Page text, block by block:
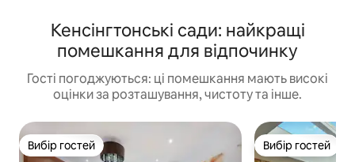
Кенсінгтонські сади: найкращі
помешкання для відпочинку
Гості погоджуються: ці помешкання мають високі
оцінки за розташування, чистоту та інше.
Вибір гостей
Вибір гостей Вибір гостей
Вибір гостей